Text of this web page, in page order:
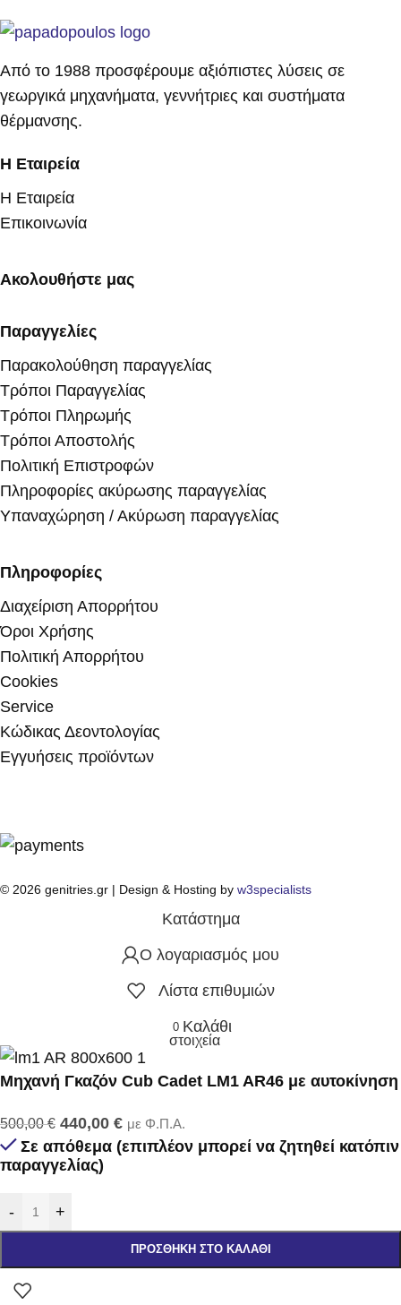
Από το 1988 προσφέρουμε αξιόπιστες λύσεις σε
γεωργικά μηχανήματα, γεννήτριες και συστήματα
θέρμανσης.
Η Εταιρεία
Η Εταιρεία
Επικοινωνία
Ακολουθήστε μας
Παραγγελίες
Παρακολούθηση παραγγελίας
Τρόποι Παραγγελίας
Τρόποι Πληρωμής
Τρόποι Αποστολής
Πολιτική Επιστροφών
Πληροφορίες ακύρωσης παραγγελίας
Υπαναχώρηση / Ακύρωση παραγγελίας
Πληροφορίες
Διαχείριση Απορρήτου
Όροι Χρήσης
Πολιτική Απορρήτου
Cookies
Service
Κώδικας Δεοντολογίας
Εγγυήσεις προϊόντων
© 2026 genitries.gr | Design & Hosting by w3specialists
Κατάστημα
Ο λογαριασμός μου
Λίστα επιθυμιών
0
στοιχεία
Καλάθι
Μηχανή Γκαζόν Cub Cadet LM1 AR46 με αυτοκίνηση
500,00€ 440,00 € με Φ.Π.Α.
Σε απόθεμα (επιπλέον μπορεί να ζητηθεί κατόπιν
παραγγελίας)
- +
ΠΡΟΣΘΉΚΗ ΣΤΟ ΚΑΛΆΘΙ